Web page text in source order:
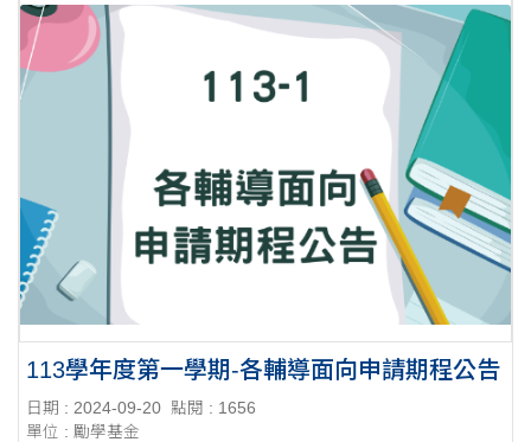
113學年度第一學期-各輔導面向申請期程公告
日期 : 2024-09-20 點閱 : 1656
單位 : 勵學基金